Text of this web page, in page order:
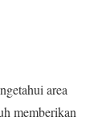
area
memberikan